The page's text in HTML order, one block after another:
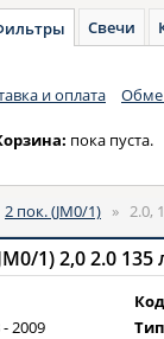
Свечи
и оплата
пока пуста.
2 пок. (JM0/1) » 2.0,
1) 2,0 2.0 135
2009